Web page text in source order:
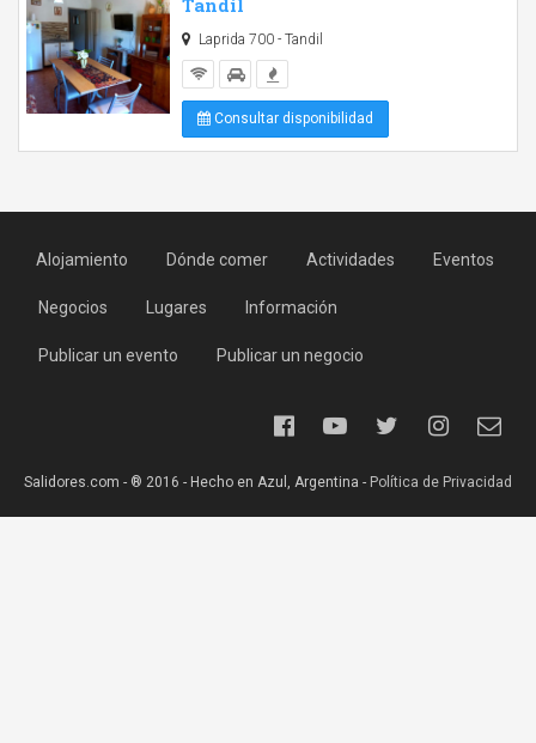
Tandil
Laprida 700 - Tandil
Consultar disponibilidad
Alojamiento Dónde comer Actividades Eventos
Negocios Lugares Información
Publicar un evento Publicar un negocio
Salidores.com - ® 2016 - Hecho en Azul, Argentina - Política de Privacidad